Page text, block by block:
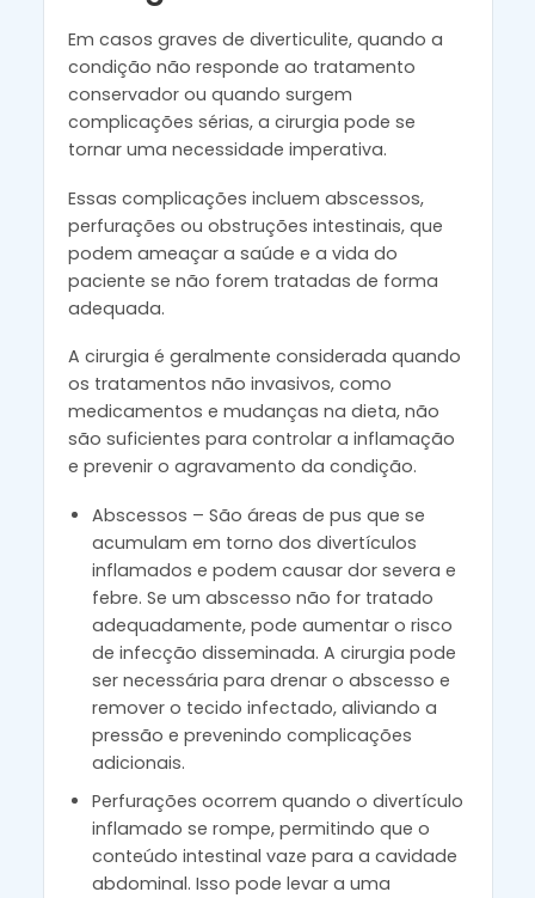
Em casos graves de diverticulite, quando a
condição não responde ao tratamento
conservador ou quando surgem
complicações sérias, a cirurgia pode se
tornar uma necessidade imperativa.
Essas complicações incluem abscessos,
perfurações ou obstruções intestinais, que
podem ameaçar a saúde e a vida do
paciente se não forem tratadas de forma
adequada.
A cirurgia é geralmente considerada quando
os tratamentos não invasivos, como
medicamentos e mudanças na dieta, não
são suficientes para controlar a inflamação
e prevenir o agravamento da condição.
Abscessos – São áreas de pus que se
acumulam em torno dos divertículos
inflamados e podem causar dor severa e
febre. Se um abscesso não for tratado
adequadamente, pode aumentar o risco
de infecção disseminada. A cirurgia pode
ser necessária para drenar o abscesso e
remover o tecido infectado, aliviando a
pressão e prevenindo complicações
adicionais.
Perfurações ocorrem quando o divertículo
inflamado se rompe, permitindo que o
conteúdo intestinal vaze para a cavidade
abdominal. Isso pode levar a uma